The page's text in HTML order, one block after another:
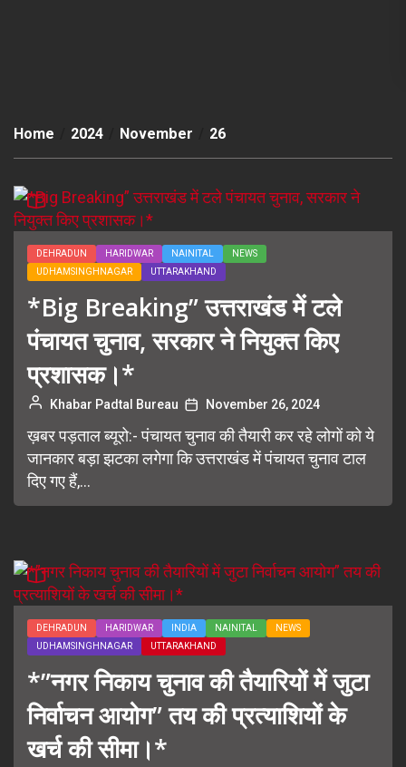
Home 2024 November 26
DEHRADUN HARIDWAR NAINITAL
NEWS
UDHAMSINGHNAGAR
UTTARAKHAND
*Big Breaking” उत्तराखंड में टले
पंचायत चुनाव, सरकार ने नियुक्त किए
प्रशासक।*
Khabar Padtal Bureau November 26, 2024
ख़बर पड़ताल ब्यूरो:- पंचायत चुनाव की तैयारी कर रहे लोगों को ये
जानकार बड़ा झटका लगेगा कि उत्तराखंड में पंचायत चुनाव टाल
दिए गए हैं,...
DEHRADUN HARIDWAR INDIA NAINITAL
NEWS
UDHAMSINGHNAGAR
UTTARAKHAND
*”नगर निकाय चुनाव की तैयारियों में जुटा
निर्वाचन आयोग” तय की प्रत्याशियों के
खर्च की सीमा।*